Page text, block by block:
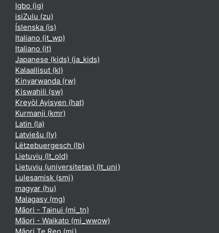
Igbo ‎(ig)‎
isiZulu ‎(zu)‎
Íslenska ‎(is)‎
Italiano ‎(it_wp)‎
Italiano ‎(it)‎
Japanese (kids) ‎(ja_kids)‎
Kalaallisut ‎(kl)‎
Kinyarwanda ‎(rw)‎
Kiswahili ‎(sw)‎
Kreyòl Ayisyen ‎(hat)‎
Kurmanji ‎(kmr)‎
Latin ‎(la)‎
Latviešu ‎(lv)‎
Lëtzebuergesch ‎(lb)‎
Lietuvių ‎(lt_old)‎
Lietuvių (universitetas) ‎(lt_uni)‎
Lulesamisk ‎(smj)‎
magyar ‎(hu)‎
Malagasy ‎(mg)‎
Māori - Tainui ‎(mi_tn)‎
Māori - Waikato ‎(mi_wwow)‎